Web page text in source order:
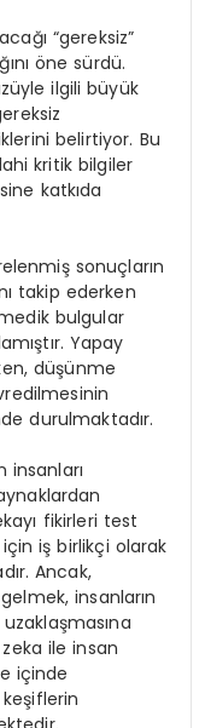
“gereksiz”
öne sürdü.
ilgili büyük
belirtiyor. Bu
kritik bilgiler
katkıda
sonuçların
takip ederken
bulgular
Yapay
düşünme
durulmaktadır.
fikirleri test
iş birlikçi olarak
Ancak,
insanların
ile insan
içinde